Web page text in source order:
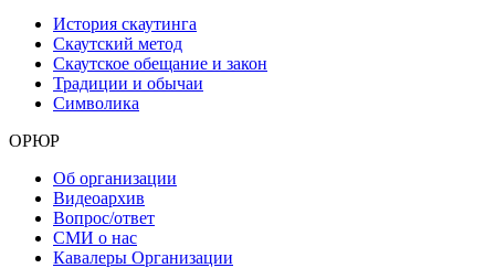
История скаутинга
Скаутский метод
Скаутское обещание и закон
Традиции и обычаи
Символика
ОРЮР
Об организации
Видеоархив
Вопрос/ответ
СМИ о нас
Кавалеры Организации